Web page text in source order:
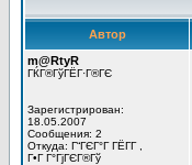
Автор
m@RtyR
ГЌГ®ГўГЁГ·Г®ГЄ
Зарегистрирован:
18.05.2007
Сообщения: 2
Откуда: Г“ГЄГ°Г ГЁГ­Г ,
Г•Г Г°ГјГЄГ®Гў